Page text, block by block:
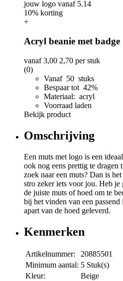
10% korting
+
Acryl beanie met badge
vanaf3,00 2,70 per stuk
(0)
Vanaf 50 stuks
Bespaar tot 42%
Materiaal: acryl
Voorraad laden
Bekijk product
Omschrijving
Een muts met logo is een
ook nog eens prettig te dragen
zoek naar een muts? Dan is
stro zeker iets voor jou. Heb
de juiste muts of hoed om te
bij het vinden van een
apart van de hoed geleverd.
Kenmerken
Artikelnummer:
20885501
Minimum aantal: 5 Stuk(s)
Kleur:
Beige